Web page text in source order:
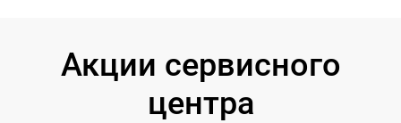
Акции сервисного
центра